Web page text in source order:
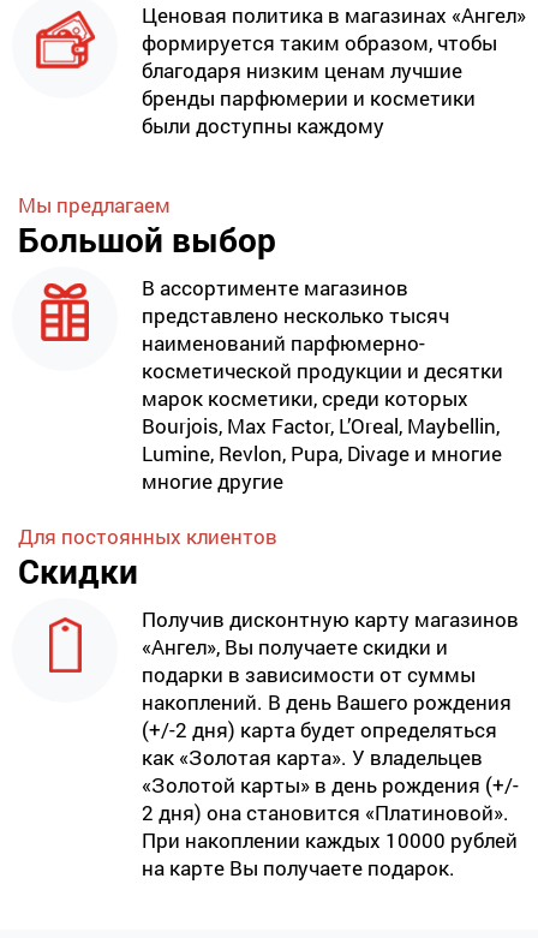
Ценовая политика в магазинах «Ангел»
формируется таким образом, чтобы
благодаря низким ценам лучшие
бренды парфюмерии и косметики
были доступны каждому
Мы предлагаем
Большой выбор
В ассортименте магазинов
представлено несколько тысяч
наименований парфюмерно-
косметической продукции и десятки
марок косметики, среди которых
Bourjois, Max Factor, L’Oreal, Maybellin,
Lumine, Revlon, Pupa, Divage и многие
многие другие
Для постоянных клиентов
Скидки
Получив дисконтную карту магазинов
«Ангел», Вы получаете скидки и
подарки в зависимости от суммы
накоплений. В день Вашего рождения
(+/-2 дня) карта будет определяться
как «Золотая карта». У владельцев
«Золотой карты» в день рождения (+/-
2 дня) она становится «Платиновой».
При накоплении каждых 10000 рублей
на карте Вы получаете подарок.